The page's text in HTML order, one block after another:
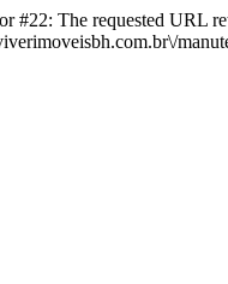
The requested URL